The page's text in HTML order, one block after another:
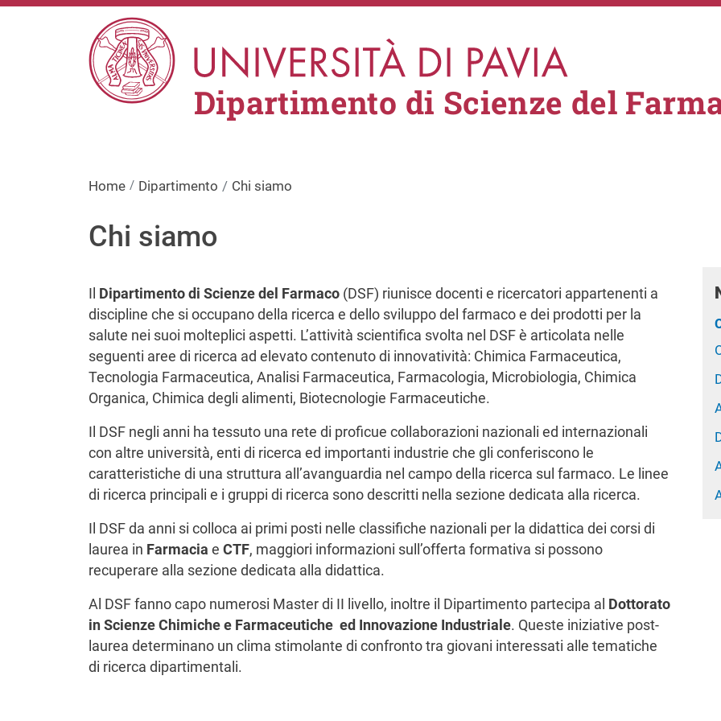
Salta al contenuto principale
Dipartimento di Scienze del
Home Dipartimento Chi siamo
Chi siamo
Il Dipartimento di Scienze del Farmaco(DSF) riunisce docenti e ricercatori appartenenti a
discipline che si occupano della ricerca e dello sviluppo del farmaco e dei prodotti per la
salute nei suoi molteplici aspetti. L’attività scientifica svolta nel DSF è articolata nelle
seguenti aree di ricerca ad elevato contenuto di innovatività: Chimica Farmaceutica,
Tecnologia Farmaceutica, Analisi Farmaceutica, Farmacologia, Microbiologia, Chimica
Organica, Chimica degli alimenti, Biotecnologie Farmaceutiche.
Il DSF negli anni ha tessuto una rete di proficue collaborazioni nazionali ed internazionali
con altre università, enti di ricerca ed importanti industrie che gli conferiscono le
caratteristiche di una struttura all’avanguardia nel campo della ricerca sul farmaco. Le linee
di ricerca principali e i gruppi di ricerca sono descritti nella sezione dedicata alla ricerca.
Il DSF da anni si colloca ai primi posti nelle classifiche nazionali per la didattica dei corsi di
laurea in Farmacia e CTF, maggiori informazioni sull’offerta formativa si possono
recuperare alla sezione dedicata alla didattica.
Al DSF fanno capo numerosi Master di II livello, inoltre il Dipartimento partecipa al Dottorato
in Scienze Chimiche e Farmaceutiche ed Innovazione Industriale. Queste iniziative post-
laurea determinano un clima stimolante di confronto tra giovani interessati alle tematiche
di ricerca dipartimentali.